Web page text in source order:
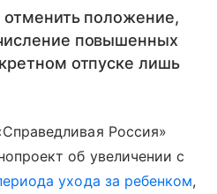
отменить положение,
повышенных
отпуске лишь
Россия»
об увеличении с
ухода за ребенком,